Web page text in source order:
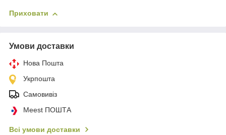
Приховати
Умови доставки
Нова Пошта
Укрпошта
Самовивіз
Meest ПОШТА
Всі умови доставки